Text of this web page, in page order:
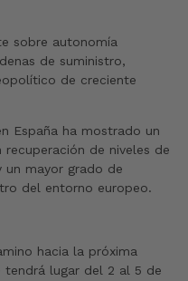
sobre autonomía
de suministro,
de creciente
España ha mostrado un
de niveles de
un mayor grado de
del entorno europeo.
hacia la próxima
tendrá lugar del 2 al 5 de